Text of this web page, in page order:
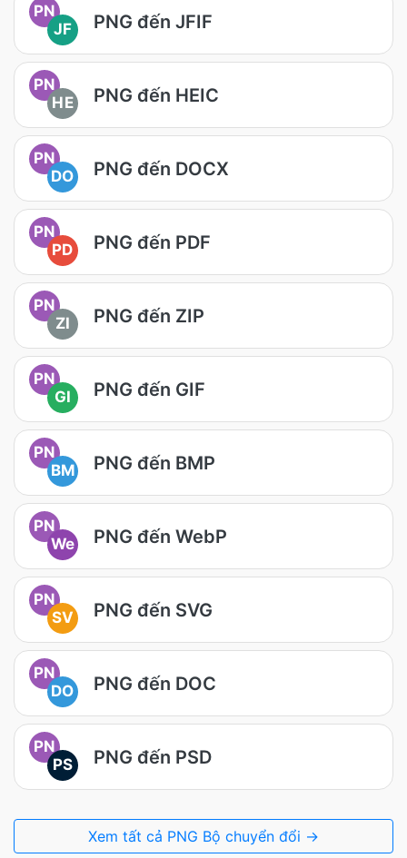
PN
JF
PNG đến JFIF
PN
HE
PNG đến HEIC
PN
DO
PNG đến DOCX
PN
PD
PNG đến PDF
PN
ZI
PNG đến ZIP
PN
GI
PNG đến GIF
PN
BM
PNG đến BMP
PN
We
PNG đến WebP
PN
SV
PNG đến SVG
PN
DO
PNG đến DOC
PN
PS
PNG đến PSD
Xem tất cả PNG Bộ chuyển đổi →